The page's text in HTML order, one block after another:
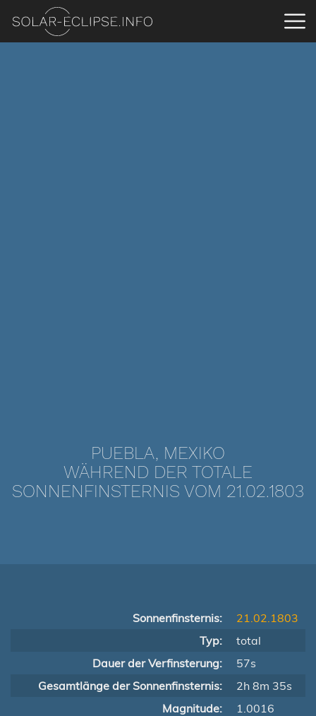
PUEBLA, MEXIKO
WÄHREND DER TOTALE
SONNENFINSTERNIS VOM 21.02.1803
Sonnenfinsternis:
21.02.1803
Typ:
total
Dauer der Verfinsterung:
57s
Gesamtlänge der Sonnenfinsternis:
2h 8m 35s
Magnitude:
1.0016